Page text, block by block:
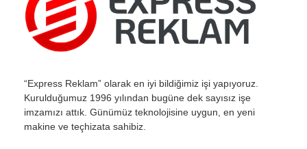
“Express Reklam” olarak en iyi bildiğimiz işi yapıyoruz.
Kurulduğumuz 1996 yılından bugüne dek sayısız işe
imzamızı attık. Günümüz teknolojisine uygun, en yeni
makine ve teçhizata sahibiz.